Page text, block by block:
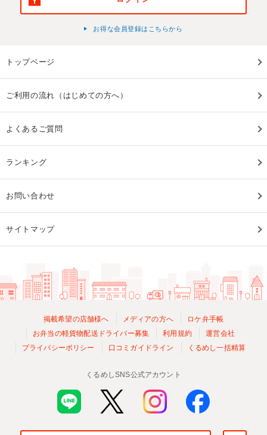
お得な会員登録はこちらから
トップページ
ご利用の流れ（はじめての方へ）
よくあるご質問
ランキング
お問い合わせ
サイトマップ
掲載希望の店舗様へ メディアの方へ
ロケ弁手帳
お弁当の軽貨物配送ドライバー募集
利用規約
運営会社
プライバシーポリシー
口コミガイドライン くるめし一括精算
くるめしSNS公式アカウント